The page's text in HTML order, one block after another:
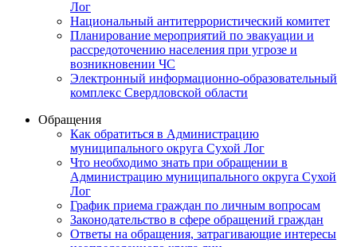
Лог
Национальный антитеррористический комитет
Планирование мероприятий по эвакуации и
рассредоточению населения при угрозе и
возникновении ЧС
Электронный информационно-образовательный
комплекс Свердловской области
Обращения
Как обратиться в Администрацию
муниципального округа Сухой Лог
Что необходимо знать при обращении в
Администрацию муниципального округа Сухой
Лог
График приема граждан по личным вопросам
Законодательство в сфере обращений граждан
Ответы на обращения, затрагивающие интересы